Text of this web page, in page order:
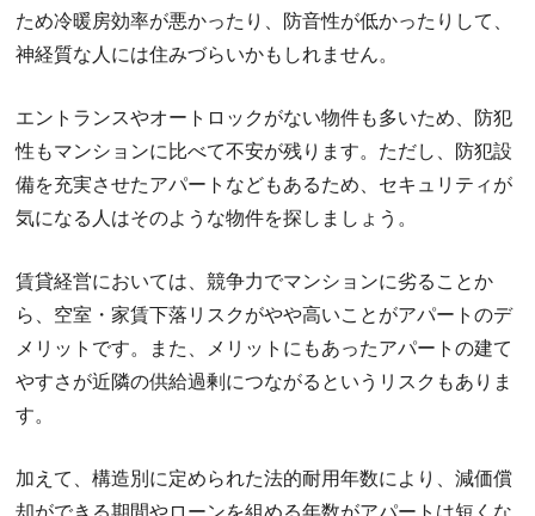
ため冷暖房効率が悪かったり、防音性が低かったりして、
神経質な人には住みづらいかもしれません。
エントランスやオートロックがない物件も多いため、防犯
性もマンションに比べて不安が残ります。ただし、防犯設
備を充実させたアパートなどもあるため、セキュリティが
気になる人はそのような物件を探しましょう。
賃貸経営においては、競争力でマンションに劣ることか
ら、空室・家賃下落リスクがやや高いことがアパートのデ
メリットです。また、メリットにもあったアパートの建て
やすさが近隣の供給過剰につながるというリスクもありま
す。
加えて、構造別に定められた法的耐用年数により、減価償
却ができる期間やローンを組める年数がアパートは短くな